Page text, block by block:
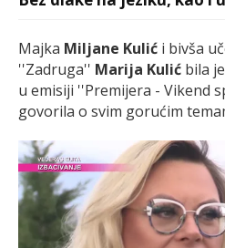
Majka Miljane Kulić i bivša
''Zadruga'' Marija Kulić bila
u emisiji ''Premijera - Vikend
govorila o svim gorućim